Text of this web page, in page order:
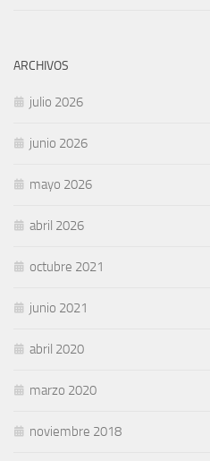
ARCHIVOS
julio 2026
junio 2026
mayo 2026
abril 2026
octubre 2021
junio 2021
abril 2020
marzo 2020
noviembre 2018